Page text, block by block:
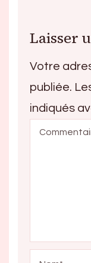
Laisser
Votre
publiée.
indiqués